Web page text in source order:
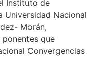
Instituto de
Universidad Nacional
Morán,
que
Convergencias